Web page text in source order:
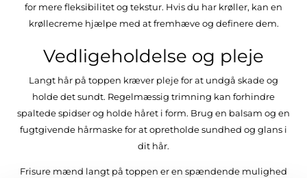
for mere fleksibilitet og tekstur. Hvis du har krøller, kan en
krøllecreme hjælpe med at fremhæve og definere dem.
Vedligeholdelse og pleje
Langt hår på toppen kræver pleje for at undgå skade og
holde det sundt. Regelmæssig trimning kan forhindre
spaltede spidser og holde håret i form. Brug en balsam og en
fugtgivende hårmaske for at opretholde sundhed og glans i
dit hår.
Frisure mænd langt på toppen er en spændende mulighed